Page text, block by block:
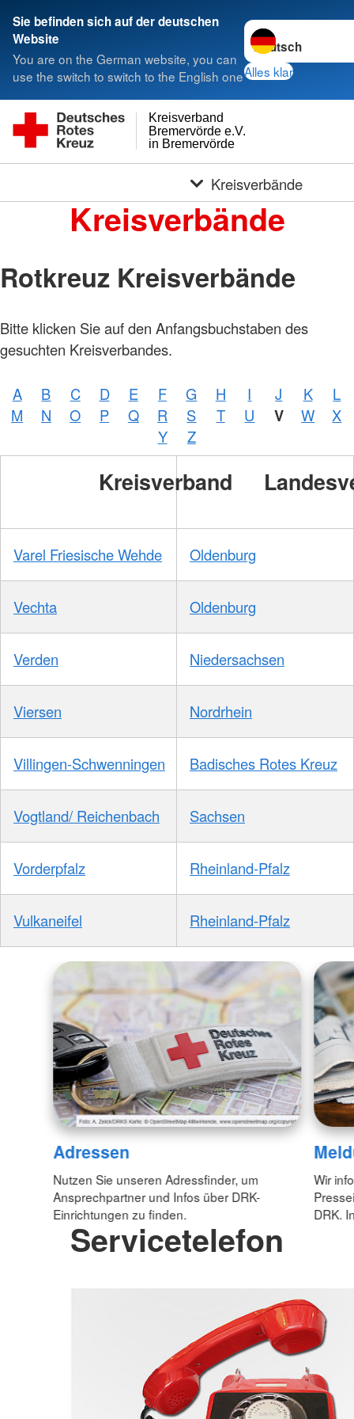
Sie befinden sich auf der deutschen
Website
You are on the German website, you can
use the switch to switch to the English one
Sprache wechseln
Alles klar
in Bremervörde
Bremervörde e.V.
Kreisverband
Kreisverbände
Kreisverbände
Rotkreuz Kreisverbände
Bitte klicken Sie auf den Anfangsbuchstaben des
gesuchten Kreisverbandes.
A B C D E F G H I J K
L
M
N O P Q R S T U V W
X
Y
Z
Kreisverband
Varel Friesische Wehde Oldenburg
Vechta Oldenburg
Verden Niedersachsen
Viersen Nordrhein
Villingen-Schwenningen Badisches Rotes Kreuz
Vogtland/ Reichenbach Sachsen
Vorderpfalz Rheinland-Pfalz
Vulkaneifel Rheinland-Pfalz
Adressen
Nutzen Sie unseren Adressfinder, um
Ansprechpartner und Infos über DRK-
Einrichtungen zu finden.
Wir
DRK.
Servicetelefon